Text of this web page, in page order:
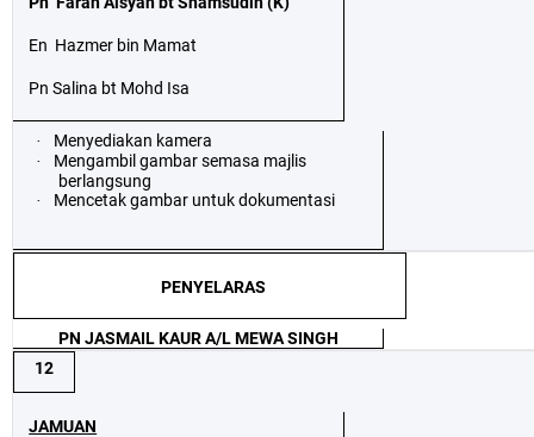
En Hazmer bin Mamat
Pn Salina bt Mohd Isa
· Menyediakan kamera
·
Mengambil gambar semasa majlis
berlangsung
· Mencetak gambar untuk dokumentasi
PENYELARAS
PN JASMAIL KAUR A/L MEWA SINGH
12
JAMUAN